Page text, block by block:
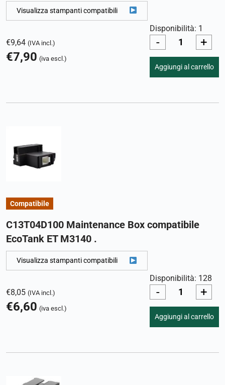
Visualizza stampanti compatibili
€9,64 (IVA incl.)
€7,90 (iva escl.)
Disponibilità: 1
- +
Aggiungi al carrello
Compatibile
C13T04D100 Maintenance Box compatibile
EcoTank ET M3140 .
Visualizza stampanti compatibili
€8,05 (IVA incl.)
€6,60 (iva escl.)
Disponibilità: 128
- +
Aggiungi al carrello